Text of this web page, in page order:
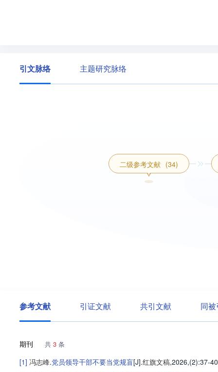
引文脉络 主题研究脉络
二级参考文献 (34)
参考文献 引证文献 共引文献 同
期刊 共 3 条
[1] 冯志峰.党员领导干部不要当党规盲[J].红旗文稿,2026,(2):37-40